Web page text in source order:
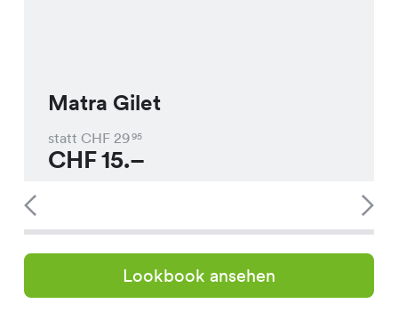
Matra Gilet
statt CHF 2995
CHF15.–
Lookbook ansehen